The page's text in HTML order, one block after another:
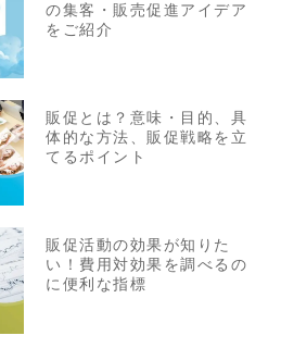
の集客・販売促進アイデア
をご紹介
販促とは？意味・目的、具
体的な方法、販促戦略を立
てるポイント
販促活動の効果が知りた
い！費用対効果を調べるの
に便利な指標